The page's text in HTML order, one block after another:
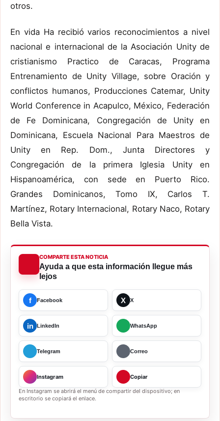
otros.
En vida Ha recibió varios reconocimientos a nivel
nacional e internacional de la Asociación Unity de
cristianismo Practico de Caracas, Programa
Entrenamiento de Unity Village, sobre Oración y
conflictos humanos, Producciones Catemar, Unity
World Conference in Acapulco, México, Federación
de Fe Dominicana, Congregación de Unity en
Dominicana, Escuela Nacional Para Maestros de
Unity en Rep. Dom., Junta Directores y
Congregación de la primera Iglesia Unity en
Hispanoamérica, con sede en Puerto Rico.
Grandes Dominicanos, Tomo IX, Carlos T.
Martínez, Rotary Internacional, Rotary Naco, Rotary
Bella Vista.
COMPARTE ESTA NOTICIA
Ayuda a que esta información llegue más
lejos
f Facebook X X
in LinkedIn WhatsApp
Telegram Correo
Instagram Copiar
En Instagram se abrirá el menú de compartir del dispositivo; en
escritorio se copiará el enlace.